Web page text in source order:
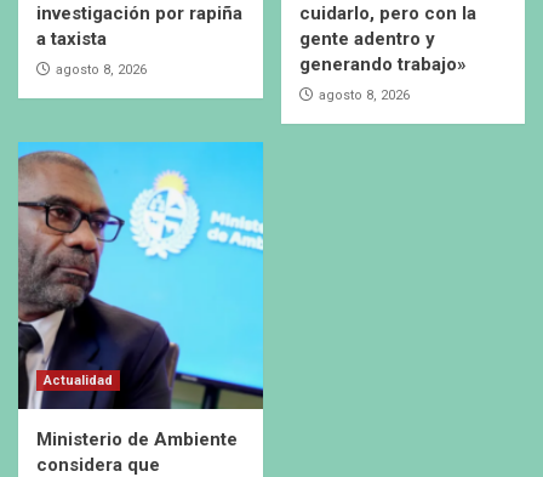
investigación por rapiña
a taxista
agosto 8, 2026
cuidarlo, pero con la
gente adentro y
generando trabajo»
agosto 8, 2026
Actualidad
Ministerio de Ambiente
considera que